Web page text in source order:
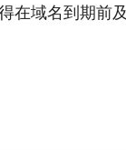
在域名到期前